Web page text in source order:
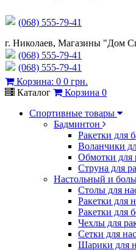
(068) 555-79-41
г. Николаев, Магазины "Дом
(068) 555-79-41
(068) 555-79-41
Корзина: 0 0 грн.
Каталог
Корзина 0
Спортивные товары
Бадминтон
Ракетки для
Воланчики
Обмотки для
Струна для
Настольный и
Столы для
Ракетки для
Ракетки для
Чехлы для
Сетки для
Шарики для